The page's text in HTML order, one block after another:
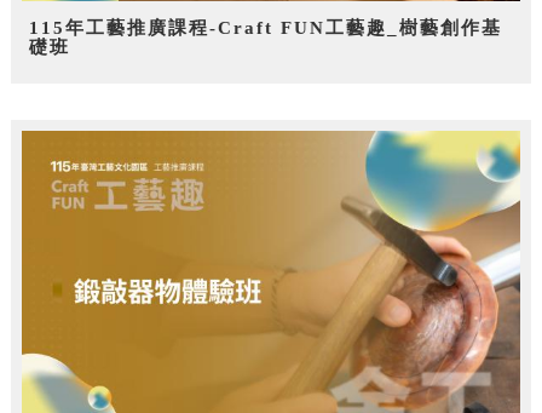
115年工藝推廣課程-Craft FUN工藝趣_樹藝創作基
礎班